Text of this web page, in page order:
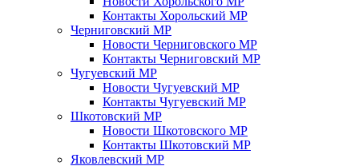
Контакты Хорольский МР
Черниговский МР
Новости Черниговского МР
Контакты Черниговский МР
Чугуевский МР
Новости Чугуевский МР
Контакты Чугуевский МР
Шкотовский МР
Новости Шкотовского МР
Контакты Шкотовский МР
Яковлевский МР